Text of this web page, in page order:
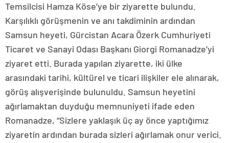
Temsilcisi Hamza Köse’ye bir ziyarette bulundu.
Karşılıklı görüşmenin ve anı takdiminin ardından
Samsun heyeti, Gürcistan Acara Özerk Cumhuriyeti
Ticaret ve Sanayi Odası Başkanı Giorgi Romanadze’yi
ziyaret etti. Burada yapılan ziyarette, iki ülke
arasındaki tarihi, kültürel ve ticari ilişkiler ele alınarak,
görüş alışverişinde bulunuldu. Samsun heyetini
ağırlamaktan duyduğu memnuniyeti ifade eden
Romanadze, “Sizlere yaklaşık üç ay önce yaptığımız
ziyaretin ardından burada sizleri ağırlamak onur verici.